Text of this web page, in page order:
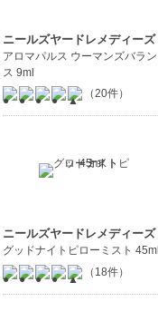
ニールズヤードレメディーズ
アロマパルス ウーマンズバラン
ス 9ml
（20件）
ニールズヤードレメディーズ
グッドナイトピローミスト 45ml
（18件）